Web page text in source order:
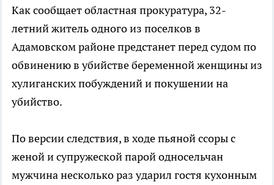
Как сообщает областная прокуратура, 32-
летний житель одного из поселков в
Адамовском районе предстанет перед судом по
обвинению в убийстве беременной женщины из
хулиганских побуждений и покушении на
убийство.
По версии следствия, в ходе пьяной ссоры с
женой и супружеской парой односельчан
мужчина несколько раз ударил гостя кухонным